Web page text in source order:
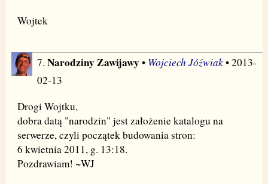
Wojtek
7. Narodziny Zawijawy• Wojciech Jóźwiak• 2013-
02-13
Drogi Wojtku,
dobra datą "narodzin" jest założenie katalogu na
serwerze, czyli początek budowania stron:
6 kwietnia 2011, g. 13:18.
Pozdrawiam! ~WJ